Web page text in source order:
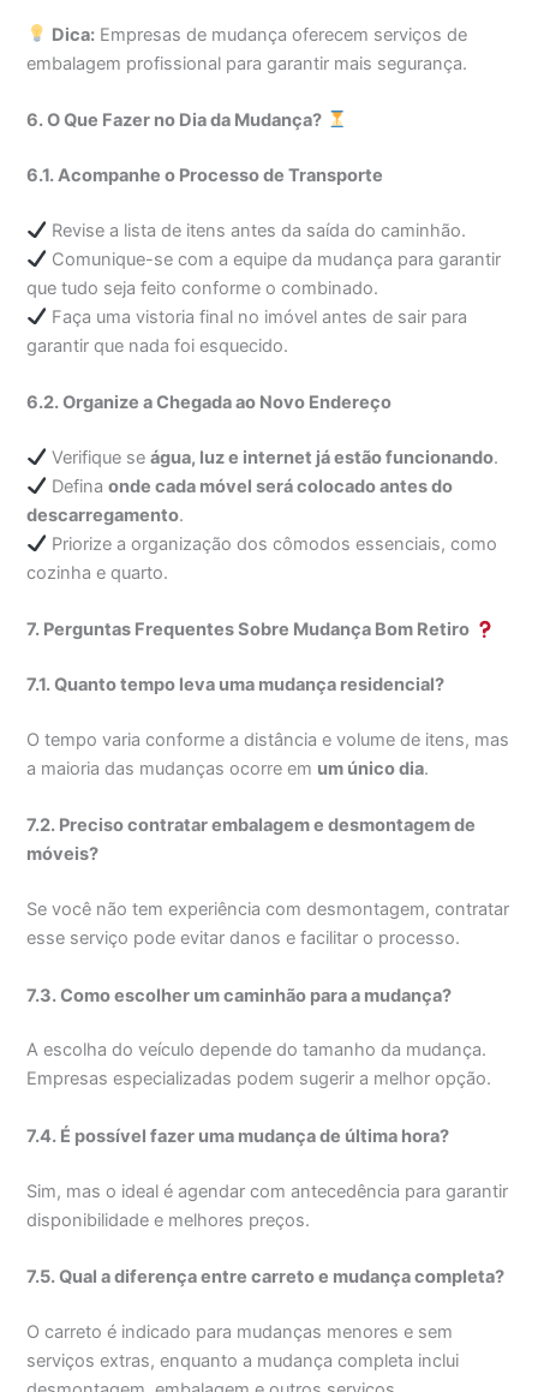
Dica: Empresas de mudança oferecem serviços de
embalagem profissional para garantir mais segurança.
6. O Que Fazer no Dia da Mudança?
6.1. Acompanhe o Processo de Transporte
Revise a lista de itens antes da saída do caminhão.
Comunique-se com a equipe da mudança para garantir
que tudo seja feito conforme o combinado.
Faça uma vistoria final no imóvel antes de sair para
garantir que nada foi esquecido.
6.2. Organize a Chegada ao Novo Endereço
Verifique seágua, luz e internet já estão funcionando.
Definaonde cada móvel será colocado antes do
descarregamento.
Priorize a organização dos cômodos essenciais, como
cozinha e quarto.
7. Perguntas Frequentes Sobre Mudança Bom Retiro
7.1. Quanto tempo leva uma mudança residencial?
O tempo varia conforme a distância e volume de itens, mas
a maioria das mudanças ocorre em um único dia.
7.2. Preciso contratar embalagem e desmontagem de
móveis?
Se você não tem experiência com desmontagem, contratar
esse serviço pode evitar danos e facilitar o processo.
7.3. Como escolher um caminhão para a mudança?
A escolha do veículo depende do tamanho da mudança.
Empresas especializadas podem sugerir a melhor opção.
7.4. É possível fazer uma mudança de última hora?
Sim, mas o ideal é agendar com antecedência para garantir
disponibilidade e melhores preços.
7.5. Qual a diferença entre carreto e mudança completa?
O carreto é indicado para mudanças menores e sem
serviços extras, enquanto a mudança completa inclui